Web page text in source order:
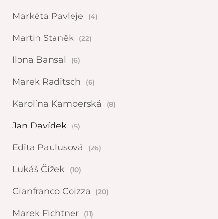
Markéta Pavleje (4)
Martin Staněk (22)
Ilona Bansal (6)
Marek Raditsch (6)
Karolína Kamberská (8)
Jan Davídek (5)
Edita Paulusová (26)
Lukáš Čížek (10)
Gianfranco Coizza (20)
Marek Fichtner (11)